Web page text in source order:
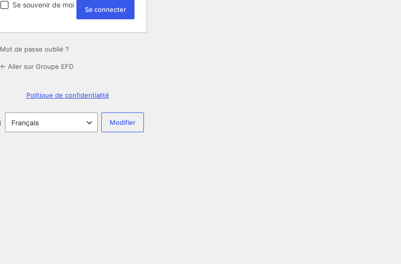
Se souvenir de moi
Mot de passe oublié ?
← Aller sur Groupe EFD
Politique de confidentialité
Langue